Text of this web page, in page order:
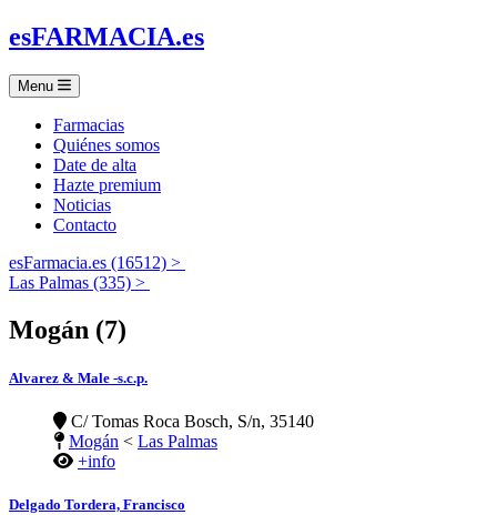
esFARMACIA.es
Menu
Farmacias
Quiénes somos
Date de alta
Hazte premium
Noticias
Contacto
esFarmacia.es (16512) >
Las Palmas (335) >
Mogán (7)
Alvarez & Male -s.c.p.
C/ Tomas Roca Bosch, S/n, 35140
Mogán < Las Palmas
+info
Delgado Tordera, Francisco